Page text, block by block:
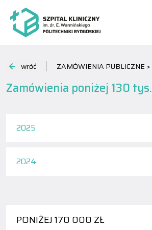
wróć ZAMÓWIENIA PUBLICZNE >
PONIŻEJ 170 000 ZŁ
Zamówienia poniżej 130 tys.
2025
2024